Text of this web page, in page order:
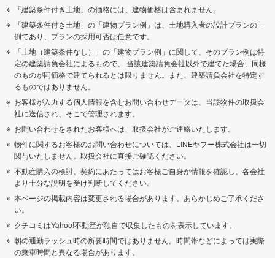
「建築条件付き土地」の価格には、建物価格は含まれません。
「建築条件付き土地」の「建物プラン例」は、土地購入者の設計プランの一
例であり、プランの採用可否は任意です。
「土地（建築条件なし）」の「建物プラン例」に関して、そのプラン例は特
定の建築請負会社によるもので、 当該建築請負会社以外で建てた場合、同様
のものが同価格で建てられるとは限りません。また、建築請負会社を特定す
るものではありません。
お客様が入力する個人情報を含むお問い合わせデータは、当該物件の取扱会
社に送信され、そこで管理されます。
お問い合わせをされたお客様へは、取扱会社がご連絡いたします。
物件に関するお客様のお問い合わせについては、LINEヤフー株式会社は一切
関与いたしません。取扱会社に直接ご確認ください。
不動産購入の検討、契約にあたってはお客様ご自身が情報を確認し、各会社
より十分な説明を受け判断してください。
本ページの掲載内容は変更される場合があります。あらかじめご了承くださ
い。
クチコミはYahoo!不動産が独自で収集したものを表示しています。
朝の通勤ラッシュ時の所要時間ではありません。時間帯などによっては実際
の乗車時間と異なる場合があります。